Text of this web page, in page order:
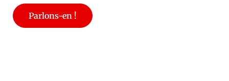
Parlons-en !